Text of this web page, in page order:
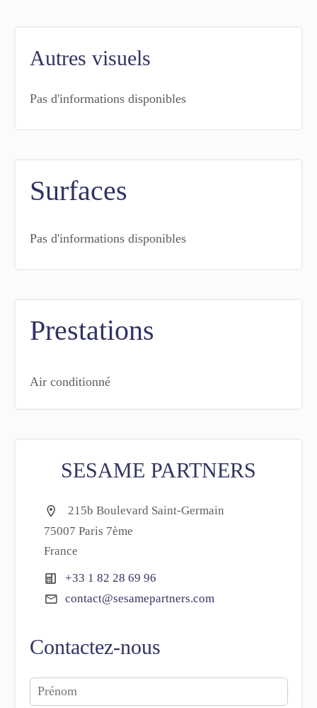
Autres visuels
Pas d'informations disponibles
Surfaces
Pas d'informations disponibles
Prestations
Air conditionné
SESAME PARTNERS
215b Boulevard Saint-Germain
75007 Paris 7ème
France
+33 1 82 28 69 96
contact@sesamepartners.com
Contactez-nous